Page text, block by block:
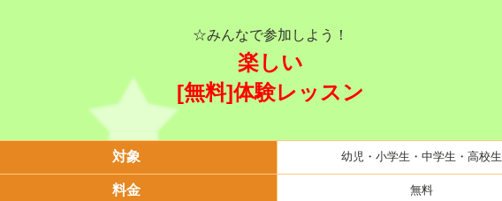
☆みんなで参加しよう！
楽しい
[無料]体験レッスン
対象 幼児・小学生・中学生・高校生
料金 無料